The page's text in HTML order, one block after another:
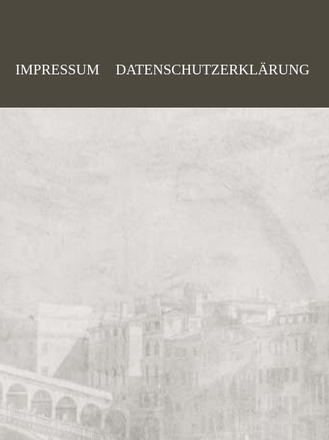
IMPRESSUM DATENSCHUTZERKLÄRUNG